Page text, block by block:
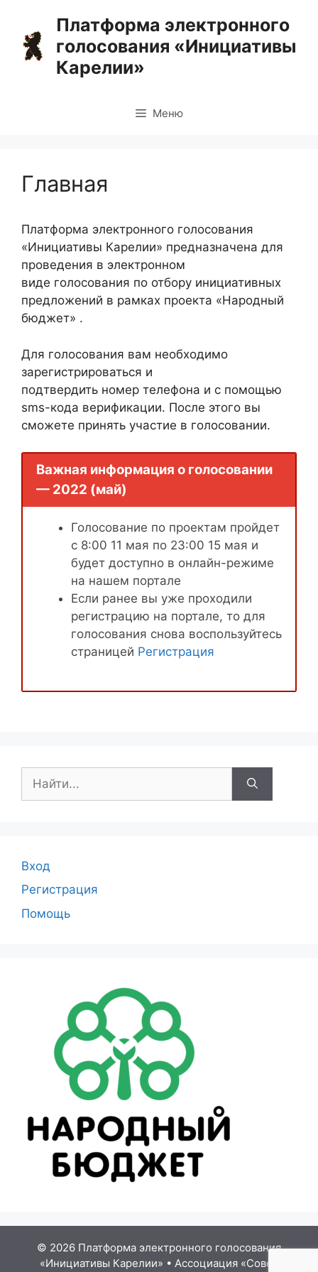
содержимому
Платформа электронного
голосования «Инициативы
Карелии»
Меню
Главная
Платформа электронного голосования
«Инициативы Карелии» предназначена для
проведения в электронном
виде голосования по отбору инициативных
предложений в рамках проекта «Народный
бюджет» .
Для голосования вам необходимо
зарегистрироваться и
подтвердить номер телефона и с помощью
sms-кода верификации. После этого вы
сможете принять участие в голосовании.
Важная информация о голосовании
— 2022 (май)
Голосование по проектам пройдет
с 8:00 11 мая по 23:00 15 мая и
будет доступно в онлайн-режиме
на нашем портале
Если ранее вы уже проходили
регистрацию на портале, то для
голосования снова воспользуйтесь
страницей Регистрация
Вход
Регистрация
Помощь
© 2026 Платформа электронного голосования
«Инициативы Карелии» • Ассоциация «Совет